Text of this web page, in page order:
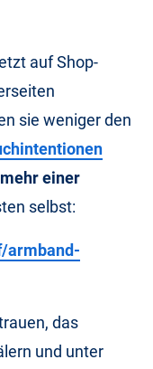
auf Shop-
sie weniger den
einer
selbst:
armband-
das
und unter